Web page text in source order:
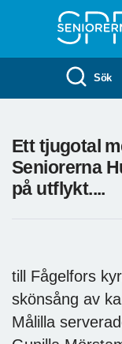
Sök
Ett tjugotal
Seniorerna
på utflykt....
till Fågelfors
skönsång av
Målilla